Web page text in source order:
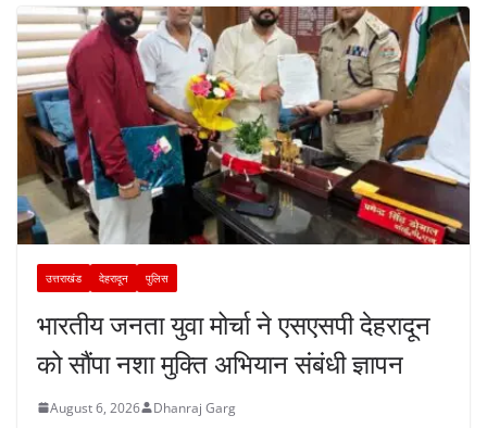
उत्तराखंड देहरादून पुलिस
भारतीय जनता युवा मोर्चा ने एसएसपी देहरादून
को सौंपा नशा मुक्ति अभियान संबंधी ज्ञापन
August 6, 2026 Dhanraj Garg